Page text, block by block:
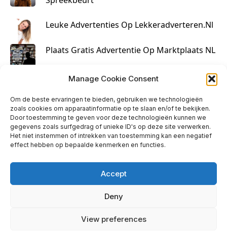
Manage Cookie Consent
Om de beste ervaringen te bieden, gebruiken we technologieën
zoals cookies om apparaatinformatie op te slaan en/of te bekijken.
Door toestemming te geven voor deze technologieën kunnen we
gegevens zoals surfgedrag of unieke ID's op deze site verwerken.
Het niet instemmen of intrekken van toestemming kan een negatief
effect hebben op bepaalde kenmerken en functies.
Accept
Deny
View preferences
Leuke Advertenties Op Lekkeradverteren.nl
Plaats Gratis Advertentie Op Marktplaats NL
Kruisbestuiving Voor Succesvolle Marketing
Contact